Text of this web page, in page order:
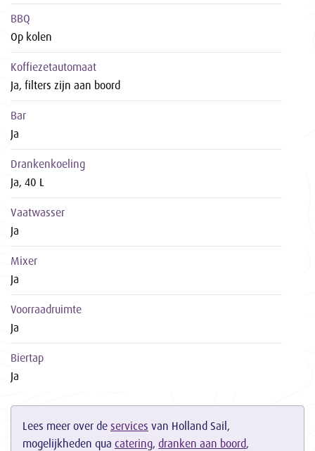
BBQ
Op kolen
Koffiezetautomaat
Ja, filters zijn aan boord
Bar
Ja
Drankenkoeling
Ja, 40 L
Vaatwasser
Ja
Mixer
Ja
Voorraadruimte
Ja
Biertap
Ja
Lees meer over de services van Holland Sail,
mogelijkheden qua catering, dranken aan boord,